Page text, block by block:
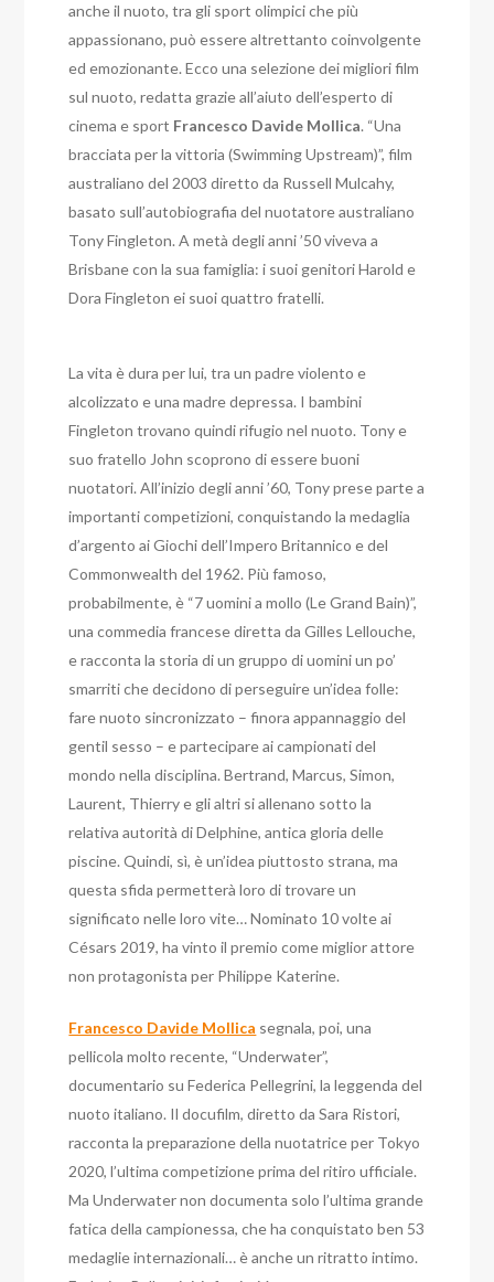
anche il nuoto, tra gli sport olimpici che più
appassionano, può essere altrettanto coinvolgente
ed emozionante. Ecco una selezione dei migliori film
sul nuoto, redatta grazie all’aiuto dell’esperto di
cinema e sport Francesco Davide Mollica. “Una
bracciata per la vittoria (Swimming Upstream)”, film
australiano del 2003 diretto da Russell Mulcahy,
basato sull’autobiografia del nuotatore australiano
Tony Fingleton. A metà degli anni ’50 viveva a
Brisbane con la sua famiglia: i suoi genitori Harold e
Dora Fingleton ei suoi quattro fratelli.
La vita è dura per lui, tra un padre violento e
alcolizzato e una madre depressa. I bambini
Fingleton trovano quindi rifugio nel nuoto. Tony e
suo fratello John scoprono di essere buoni
nuotatori. All’inizio degli anni ’60, Tony prese parte a
importanti competizioni, conquistando la medaglia
d’argento ai Giochi dell’Impero Britannico e del
Commonwealth del 1962. Più famoso,
probabilmente, è “7 uomini a mollo (Le Grand Bain)”,
una commedia francese diretta da Gilles Lellouche,
e racconta la storia di un gruppo di uomini un po’
smarriti che decidono di perseguire un’idea folle:
fare nuoto sincronizzato – finora appannaggio del
gentil sesso – e partecipare ai campionati del
mondo nella disciplina. Bertrand, Marcus, Simon,
Laurent, Thierry e gli altri si allenano sotto la
relativa autorità di Delphine, antica gloria delle
piscine. Quindi, sì, è un’idea piuttosto strana, ma
questa sfida permetterà loro di trovare un
significato nelle loro vite… Nominato 10 volte ai
Césars 2019, ha vinto il premio come miglior attore
non protagonista per Philippe Katerine.
Francesco Davide Mollica segnala, poi, una
pellicola molto recente, “Underwater”,
documentario su Federica Pellegrini, la leggenda del
nuoto italiano. Il docufilm, diretto da Sara Ristori,
racconta la preparazione della nuotatrice per Tokyo
2020, l’ultima competizione prima del ritiro ufficiale.
Ma Underwater non documenta solo l’ultima grande
fatica della campionessa, che ha conquistato ben 53
medaglie internazionali… è anche un ritratto intimo.